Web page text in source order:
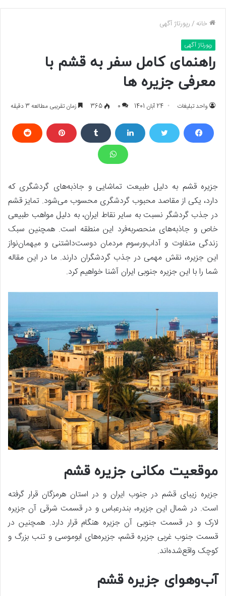
خانه /رپورتاژ آگهی
رپورتاژ آگهی
راهنمای کامل سفر به قشم با
معرفی جزیره ها
واحد تبلیغات 24 آبان 1401 0
365 زمان تقریبی مطالعه 3 دقیقه
جزیره قشم به دلیل طبیعت تماشایی و جاذبه‌های گردشگری که
دارد، یکی از مقاصد محبوب گردشگری محسوب می‌شود. تمایز قشم
در جذب گردشگر نسبت به سایر نقاط ایران، به دلیل مواهب طبیعی
خاص و جاذبه‌های منحصربه‌فرد این منطقه است. همچنین سبک
زندگی متفاوت و آداب‌ورسوم مردمان دوست‌داشتنی و میهمان‌نواز
این جزیره، نقش مهمی در جذب گردشگران دارند. ما در این مقاله
شما را با این جزیره جنوبی ایران آشنا خواهیم کرد.
موقعیت مکانی جزیره قشم
جزیره زیبای قشم در جنوب ایران و در استان هرمزگان قرار گرفته
است. در شمال این جزیره، بندرعباس و در قسمت شرقی آن جزیره
لارک و در قسمت جنوبی آن جزیره هنگام قرار دارد. همچنین در
قسمت جنوب غربی جزیره قشم، جزیره‌های ابوموسی و تنب بزرگ و
کوچک واقع‌شده‌اند.
آب‌وهوای جزیره قشم